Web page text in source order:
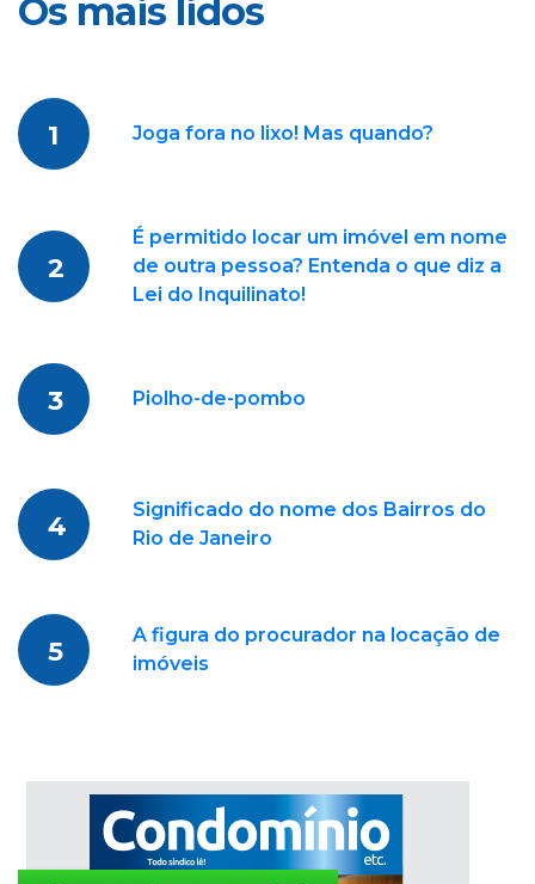
Os mais lidos
1 Joga fora no lixo! Mas quando?
2
É permitido locar um imóvel em nome
de outra pessoa? Entenda o que diz a
Lei do Inquilinato!
3 Piolho-de-pombo
4
Significado do nome dos Bairros do
Rio de Janeiro
5
A figura do procurador na locação de
imóveis